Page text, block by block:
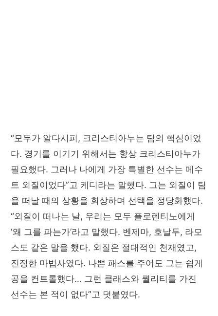
“모두가 알다시피, 크리스티아누는 팀의 핵심이었
다. 경기를 이기기 위해서는 항상 크리스티아누가
필요했다. 그러나 나에게 가장 특별한 선수는 메수
트 외질이었다”고 케디라는 말했다. 그는 외질이 팀
을 떠날 때의 상황을 회상하며 선택을 정당화했다.
“외질이 떠나는 날, 우리는 모두 플로렌티노에게
‘왜 그를 파는가’라고 말했다. 벤제마, 호날두, 라모
스도 같은 말을 했다. 외질은 절대적인 천재였고,
진정한 마법사였다. 나쁜 패스를 주어도 그는 쉽게
공을 컨트롤했다… 그런 클래스와 퀄리티를 가진
선수는 본 적이 없다”고 덧붙였다.